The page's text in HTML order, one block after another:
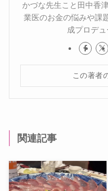
かづな先生こと田中香
業医のお金の悩みや課
成プロデュ
この著者
関連記事